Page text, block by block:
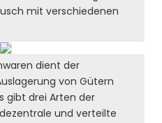
mit verschiedenen
dient der
von Gütern
gibt drei Arten der
und verteilte